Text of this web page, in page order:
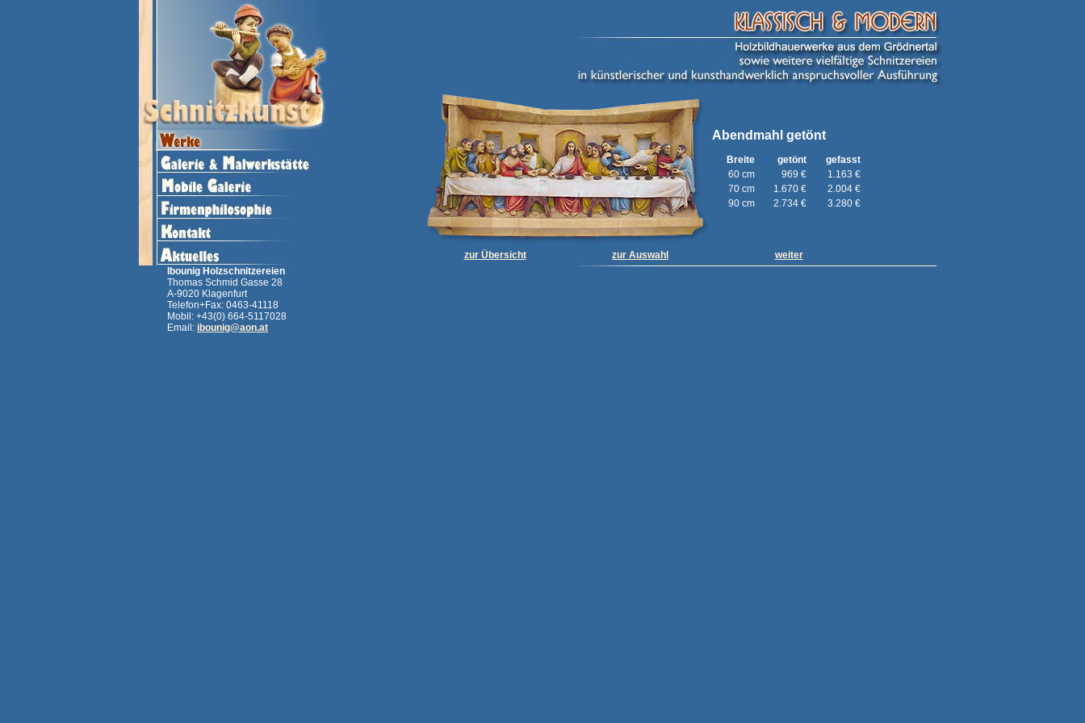
Ibounig Holzschnitzereien
Thomas Schmid Gasse 28
A-9020 Klagenfurt
Telefon+Fax: 0463-41118
Mobil: +43(0) 664-5117028
Email: ibounig@aon.at
Abendmahl getönt
Breite getönt
gefasst
60 cm
969 €
1.163 €
70 cm
1.670 €
2.004 €
90 cm
2.734 € 3.280 €
zur Übersicht zur Auswahl weiter